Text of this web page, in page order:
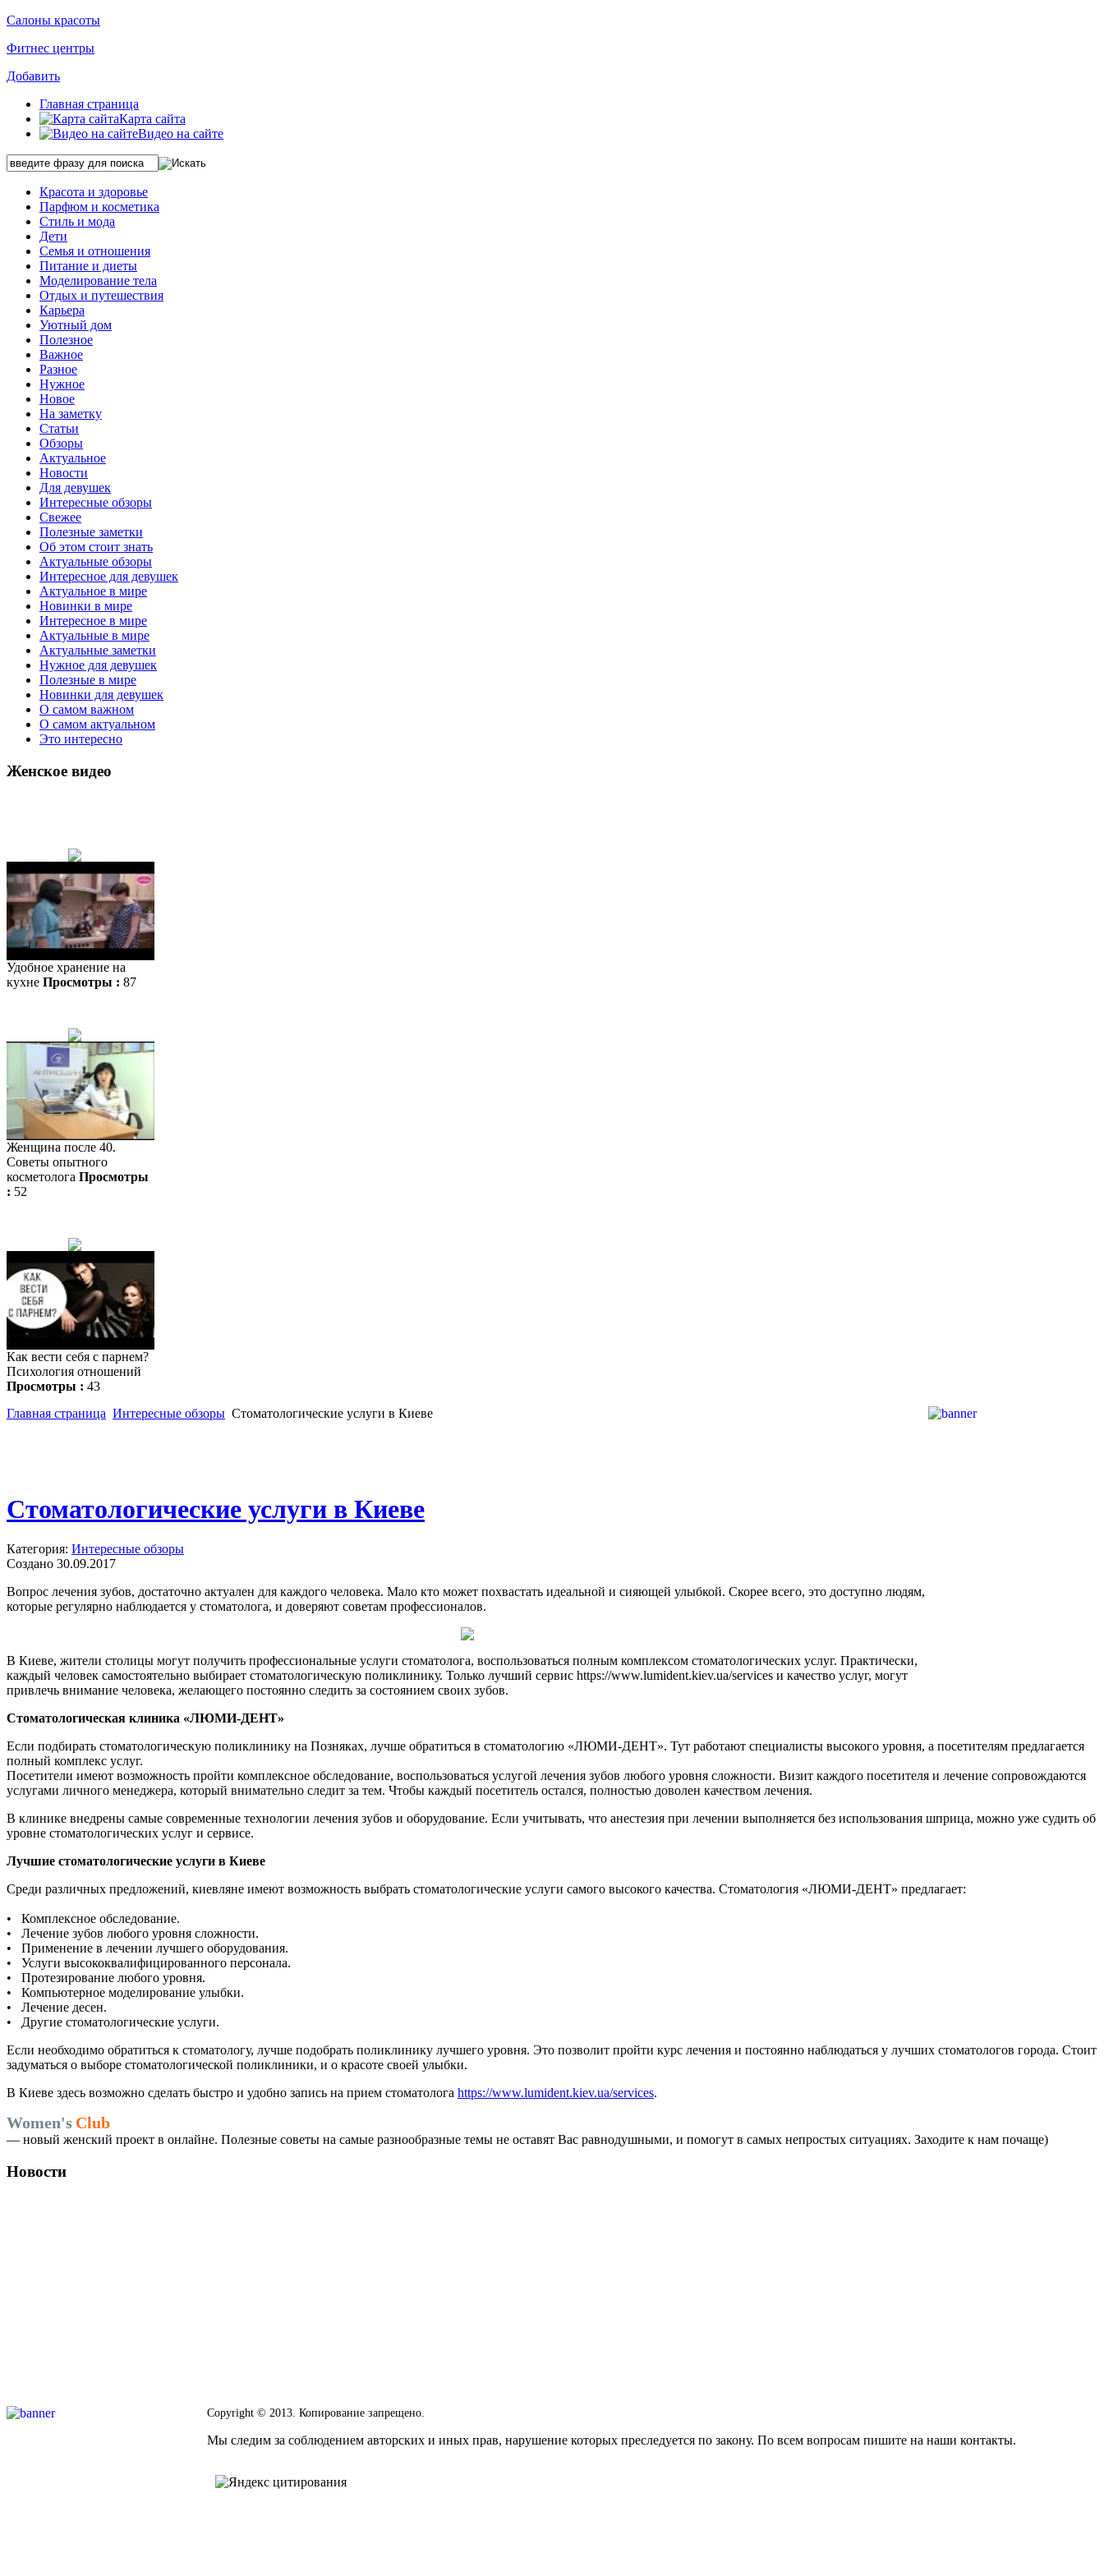
Салоны красоты
Фитнес центры
Добавить
Главная страница
Карта сайта
Видео на сайте
Красота и здоровье
Парфюм и косметика
Стиль и мода
Дети
Семья и отношения
Питание и диеты
Моделирование тела
Отдых и путешествия
Карьера
Уютный дом
Полезное
Важное
Разное
Нужное
Новое
На заметку
Статьи
Обзоры
Актуальное
Новости
Для девушек
Интересные обзоры
Свежее
Полезные заметки
Об этом стоит знать
Актуальные обзоры
Интересное для девушек
Актуальное в мире
Новинки в мире
Интересное в мире
Актуальные в мире
Актуальные заметки
Нужное для девушек
Полезные в мире
Новинки для девушек
О самом важном
О самом актуальном
Это интересно
Женское видео
Удобное хранение на
кухне Просмотры : 87
Женщина после 40.
Советы опытного
косметолога Просмотры
: 52
Как вести себя с парнем?
Психология отношений
Просмотры : 43
Главная страница Интересные обзоры Стоматологические услуги в Киеве
Стоматологические услуги в Киеве
Категория: Интересные обзоры
Создано 30.09.2017
Вопрос лечения зубов, достаточно актуален для каждого человека. Мало кто может похвастать идеальной и сияющей улыбкой. Скорее всего, это доступно людям,
которые регулярно наблюдается у стоматолога, и доверяют советам профессионалов.
В Киеве, жители столицы могут получить профессиональные услуги стоматолога, воспользоваться полным комплексом стоматологических услуг. Практически,
каждый человек самостоятельно выбирает стоматологическую поликлинику. Только лучший сервис https://www.lumident.kiev.ua/services и качество услуг, могут
привлечь внимание человека, желающего постоянно следить за состоянием своих зубов.
Стоматологическая клиника «ЛЮМИ-ДЕНТ»
Если подбирать стоматологическую поликлинику на Позняках, лучше обратиться в стоматологию «ЛЮМИ-ДЕНТ». Тут работают специалисты высокого уровня, а посетителям предлагается
полный комплекс услуг.
Посетители имеют возможность пройти комплексное обследование, воспользоваться услугой лечения зубов любого уровня сложности. Визит каждого посетителя и лечение сопровождаются
услугами личного менеджера, который внимательно следит за тем. Чтобы каждый посетитель остался, полностью доволен качеством лечения.
В клинике внедрены самые современные технологии лечения зубов и оборудование. Если учитывать, что анестезия при лечении выполняется без использования шприца, можно уже судить об
уровне стоматологических услуг и сервисе.
Лучшие стоматологические услуги в Киеве
Среди различных предложений, киевляне имеют возможность выбрать стоматологические услуги самого высокого качества. Стоматология «ЛЮМИ-ДЕНТ» предлагает:
• Комплексное обследование.
• Лечение зубов любого уровня сложности.
• Применение в лечении лучшего оборудования.
• Услуги высококвалифицированного персонала.
• Протезирование любого уровня.
• Компьютерное моделирование улыбки.
• Лечение десен.
• Другие стоматологические услуги.
Если необходимо обратиться к стоматологу, лучше подобрать поликлинику лучшего уровня. Это позволит пройти курс лечения и постоянно наблюдаться у лучших стоматологов города. Стоит
задуматься о выборе стоматологической поликлиники, и о красоте своей улыбки.
В Киеве здесь возможно сделать быстро и удобно запись на прием стоматолога https://www.lumident.kiev.ua/services.
Women's Club
— новый женский проект в онлайне. Полезные советы на самые разнообразные темы не оставят Вас равнодушными, и помогут в самых непростых ситуациях. Заходите к нам почаще)
Новости
Copyright © 2013. Копирование запрещено.
Мы следим за соблюдением авторских и иных прав, нарушение которых преследуется по закону. По всем вопросам пишите на наши контакты.